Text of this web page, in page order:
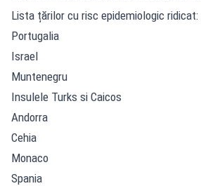
Lista țărilor cu risc epidemiologic ridicat:
Portugalia
Israel
Muntenegru
Insulele Turks si Caicos
Andorra
Cehia
Monaco
Spania